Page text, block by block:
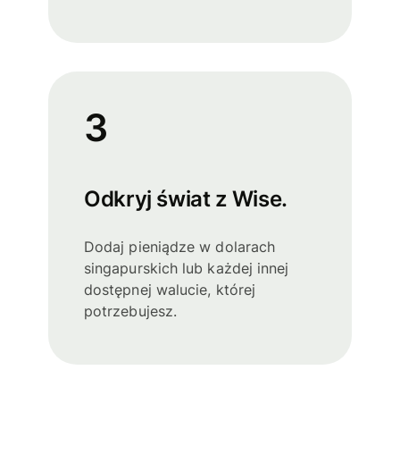
3
Odkryj świat z Wise.
Dodaj pieniądze w dolarach
singapurskich lub każdej innej
dostępnej walucie, której
potrzebujesz.